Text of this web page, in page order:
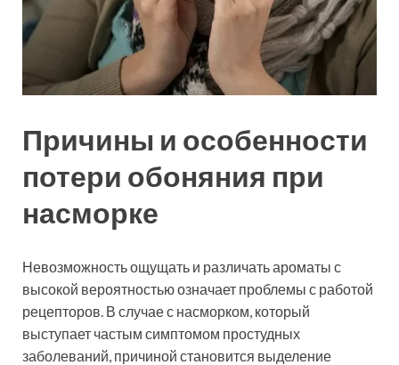
Причины и особенности
потери обоняния при
насморке
Невозможность ощущать и различать ароматы с
высокой вероятностью означает проблемы с работой
рецепторов. В случае с насморком, который
выступает частым симптомом простудных
заболеваний, причиной становится выделение